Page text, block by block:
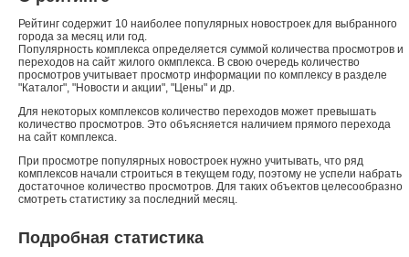
Рейтинг содержит 10 наиболее популярных новостроек для выбранного
города за месяц или год.
Популярность комплекса определяется суммой количества просмотров и
переходов на сайт жилого окмплекса. В свою очередь количество
просмотров учитывает просмотр информации по комплексу в разделе
"Каталог", "Новости и акции", "Цены" и др.
Для некоторых комплексов количество переходов может превышать
количество просмотров. Это объясняется наличием прямого перехода
на сайт комплекса.
При просмотре популярных новостроек нужно учитывать, что ряд
комплексов начали строиться в текущем году, поэтому не успели набрать
достаточное количество просмотров. Для таких объектов целесообразно
смотреть статистику за последний месяц.
Подробная статистика